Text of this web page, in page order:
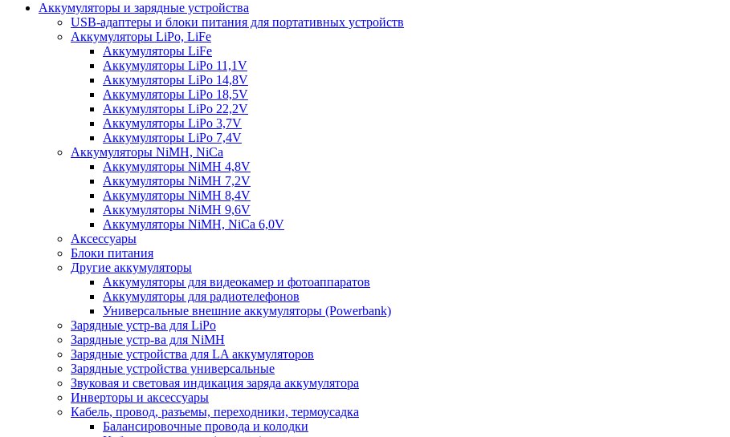
Аккумуляторы и зарядные устройства
USB-адаптеры и блоки питания для портативных устройств
Аккумуляторы LiPo, LiFe
Аккумуляторы LiFe
Аккумуляторы LiPo 11,1V
Аккумуляторы LiPo 14,8V
Аккумуляторы LiPo 18,5V
Аккумуляторы LiPo 22,2V
Аккумуляторы LiPo 3,7V
Аккумуляторы LiPo 7,4V
Аккумуляторы NiMH, NiCa
Аккумуляторы NiMH 4,8V
Аккумуляторы NiMH 7,2V
Аккумуляторы NiMH 8,4V
Аккумуляторы NiMH 9,6V
Аккумуляторы NiMH, NiCa 6,0V
Аксессуары
Блоки питания
Другие аккумуляторы
Аккумуляторы для видеокамер и фотоаппаратов
Аккумуляторы для радиотелефонов
Универсальные внешние аккумуляторы (Powerbank)
Зарядные устр-ва для LiPo
Зарядные устр-ва для NiMH
Зарядные устройства для LA аккумуляторов
Зарядные устройства универсальные
Звуковая и световая индикация заряда аккумулятора
Инверторы и аксессуары
Кабель, провод, разъемы, переходники, термоусадка
Балансировочные провода и колодки